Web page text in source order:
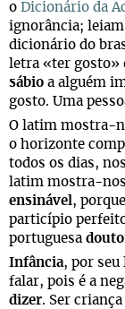
o Dicionário da
ignorância;
dicionário do
letra «ter gosto»
sábio a alguém
gosto. Uma
O latim mostra-
o horizonte
todos os dias,
latim mostra-
ensinável,
particípio
portuguesa
Infância, por seu
falar, pois é a
dizer. Ser